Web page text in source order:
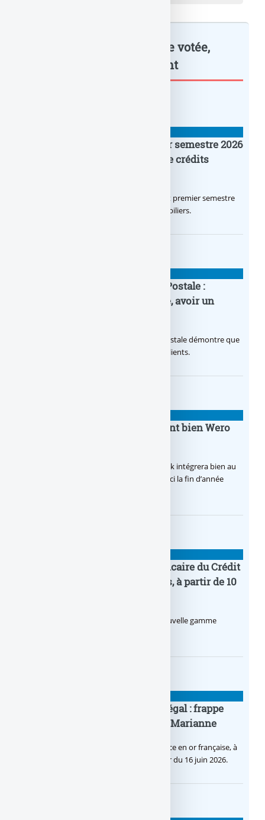
Réforme de l’assurance-vie votée,
avec des... : à lire également
Crédit Agricole IDF : un premier semestre 2026
flamboyant, record d’encours de crédits
Le Crédit Agricole IDF a réalisé un excellent premier semestre
2026, via un octroi massif de crédits immobiliers.
20e anniversaire de la Banque Postale :
nouvelle campagne publicitaire, avoir un
Avec sa nouvelle campagne, La Banque Postale démontre que
sa citoyenneté crée de la valeur pour ses clients.
BoursoBank intègrera finalement bien Wero
Après de multiples hésitations, Boursobank intégrera bien au
final la solution de virement SEPA Wero d’ici la fin d’année
Pro by CA : la nouvelle offre bancaire du Crédit
Agricole pour les entrepreneurs, à partir de 10
Le Crédit Agricole lance Pro by CA, une nouvelle gamme
Pièce en OR française à cours légal : frappe
inaugurale du nouveau Bullion, Marianne
C’est une petite révolution, la nouvelle pièce en or française, à
cours légal, sera commercialisée à compter du 16 juin 2026.